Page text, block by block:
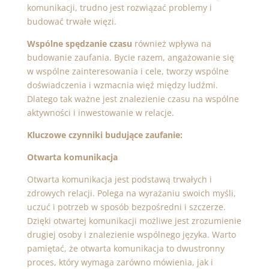
komunikacji, trudno jest rozwiązać problemy i
budować trwałe więzi.
Wspólne spędzanie czasu również wpływa na
budowanie zaufania. Bycie razem, angażowanie się
w wspólne zainteresowania i cele, tworzy wspólne
doświadczenia i wzmacnia więź między ludźmi.
Dlatego tak ważne jest znalezienie czasu na wspólne
aktywności i inwestowanie w relacje.
Kluczowe czynniki budujące zaufanie:
Otwarta komunikacja
Otwarta komunikacja jest podstawą trwałych i
zdrowych relacji. Polega na wyrażaniu swoich myśli,
uczuć i potrzeb w sposób bezpośredni i szczerze.
Dzięki otwartej komunikacji możliwe jest zrozumienie
drugiej osoby i znalezienie wspólnego języka. Warto
pamiętać, że otwarta komunikacja to dwustronny
proces, który wymaga zarówno mówienia, jak i